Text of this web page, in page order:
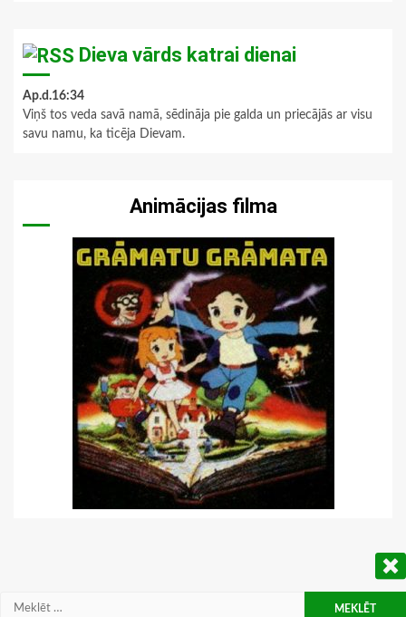
Dieva vārds katrai dienai
Ap.d.16:34
Viņš tos veda savā namā, sēdināja pie galda un priecājās ar visu
savu namu, ka ticēja Dievam.
Animācijas filma
Meklēt: